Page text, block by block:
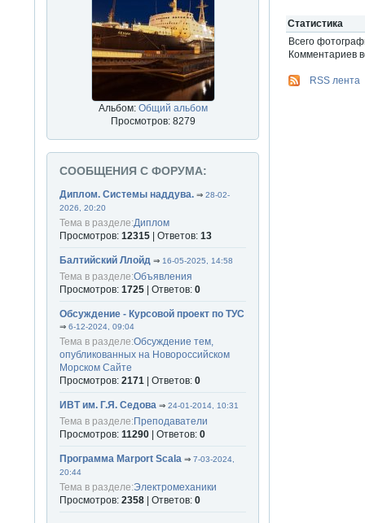
Статистика
Всего
Комментариев
RSS лента
Альбом: Общий альбом
Просмотров: 8279
СООБЩЕНИЯ С ФОРУМА:
Диплом. Системы наддува. ⇒28-02-
2026, 20:20
Тема в разделе:Диплом
Просмотров:12315 | Ответов:13
Балтийский Ллойд ⇒16-05-2025, 14:58
Тема в разделе:Объявления
Просмотров:1725 | Ответов:0
Обсуждение - Курсовой проект по ТУС
⇒6-12-2024, 09:04
Тема в разделе:Обсуждение тем,
опубликованных на Новороссийском
Морском Сайте
Просмотров:2171 | Ответов:0
ИВТ им. Г.Я. Седова ⇒24-01-2014, 10:31
Тема в разделе:Преподаватели
Просмотров:11290 | Ответов:0
Программа Marport Scala ⇒7-03-2024,
20:44
Тема в разделе:Электромеханики
Просмотров:2358 | Ответов:0